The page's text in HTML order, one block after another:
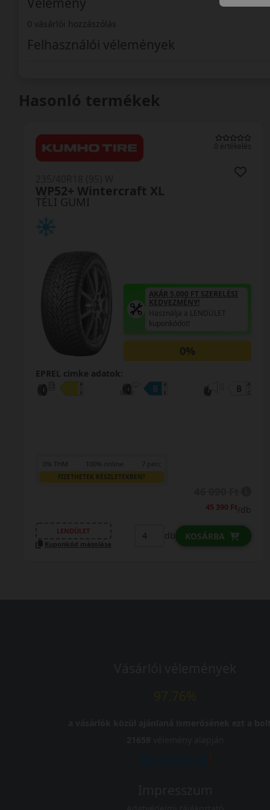
0 vásárlói hozzászólás
Felhasználói vélemények
Hasonló termékek
0 értékelés
TÉLI GUMI
WP52+ Wintercraft XL
AKÁR 5.000 FT SZERELÉSI
KEDVEZMÉNY!
Használja a LENDÜLET
kuponkódot!
0%
EPREL cimke adatok:
0% THM 100% online 7 perc
FIZETHETEK RÉSZLETEKBEN?
45 390 Ft/db
LENDÜLET
Kuponkód másolása
db KOSÁRBA